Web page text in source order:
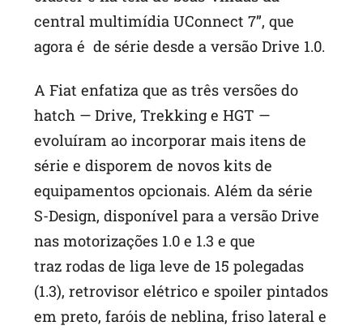
central multimídia UConnect 7”, que
agora é de série desde a versão Drive 1.0.
A Fiat enfatiza que as três versões do
hatch — Drive, Trekking e HGT —
evoluíram ao incorporar mais itens de
série e disporem de novos kits de
equipamentos opcionais. Além da série
S-Design, disponível para a versão Drive
nas motorizações 1.0 e 1.3 e que
traz rodas de liga leve de 15 polegadas
(1.3), retrovisor elétrico e spoiler pintados
em preto, faróis de neblina, friso lateral e